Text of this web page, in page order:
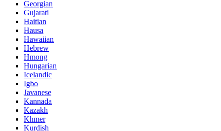
Georgian
Gujarati
Haitian
Hausa
Hawaiian
Hebrew
Hmong
Hungarian
Icelandic
Igbo
Javanese
Kannada
Kazakh
Khmer
Kurdish